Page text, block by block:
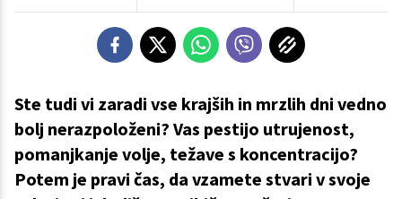
Ste tudi vi zaradi vse krajših in mrzlih dni vedno
bolj nerazpoloženi? Vas pestijo utrujenost,
pomanjkanje volje, težave s koncentracijo?
Potem je pravi čas, da vzamete stvari v svoje